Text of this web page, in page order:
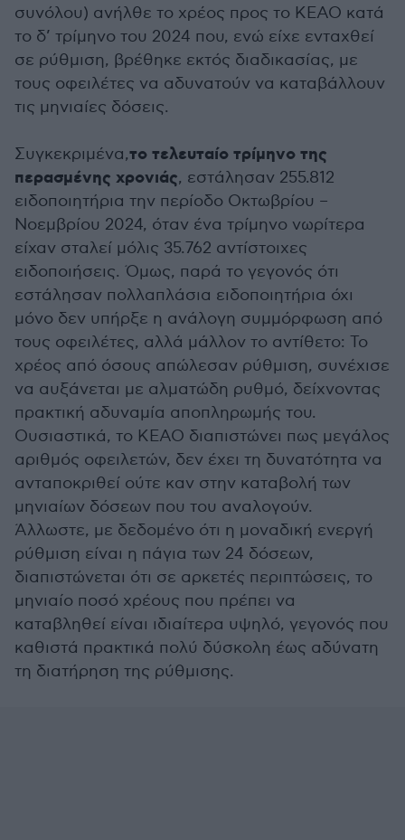
συνόλου) ανήλθε το χρέος προς το ΚΕΑΟ κατά
το δ’ τρίμηνο του 2024 που, ενώ είχε ενταχθεί
σε ρύθμιση, βρέθηκε εκτός διαδικασίας, με
τους οφειλέτες να αδυνατούν να καταβάλλουν
τις μηνιαίες δόσεις.
Συγκεκριμένα,το τελευταίο τρίμηνο της
περασμένης χρονιάς, εστάλησαν 255.812
ειδοποιητήρια την περίοδο Οκτωβρίου –
Νοεμβρίου 2024, όταν ένα τρίμηνο νωρίτερα
είχαν σταλεί μόλις 35.762 αντίστοιχες
ειδοποιήσεις. Όμως, παρά το γεγονός ότι
εστάλησαν πολλαπλάσια ειδοποιητήρια όχι
μόνο δεν υπήρξε η ανάλογη συμμόρφωση από
τους οφειλέτες, αλλά μάλλον το αντίθετο: Το
χρέος από όσους απώλεσαν ρύθμιση, συνέχισε
να αυξάνεται με αλματώδη ρυθμό, δείχνοντας
πρακτική αδυναμία αποπληρωμής του.
Ουσιαστικά, το ΚΕΑΟ διαπιστώνει πως μεγάλος
αριθμός οφειλετών, δεν έχει τη δυνατότητα να
ανταποκριθεί ούτε καν στην καταβολή των
μηνιαίων δόσεων που του αναλογούν.
Άλλωστε, με δεδομένο ότι η μοναδική ενεργή
ρύθμιση είναι η πάγια των 24 δόσεων,
διαπιστώνεται ότι σε αρκετές περιπτώσεις, το
μηνιαίο ποσό χρέους που πρέπει να
καταβληθεί είναι ιδιαίτερα υψηλό, γεγονός που
καθιστά πρακτικά πολύ δύσκολη έως αδύνατη
τη διατήρηση της ρύθμισης.